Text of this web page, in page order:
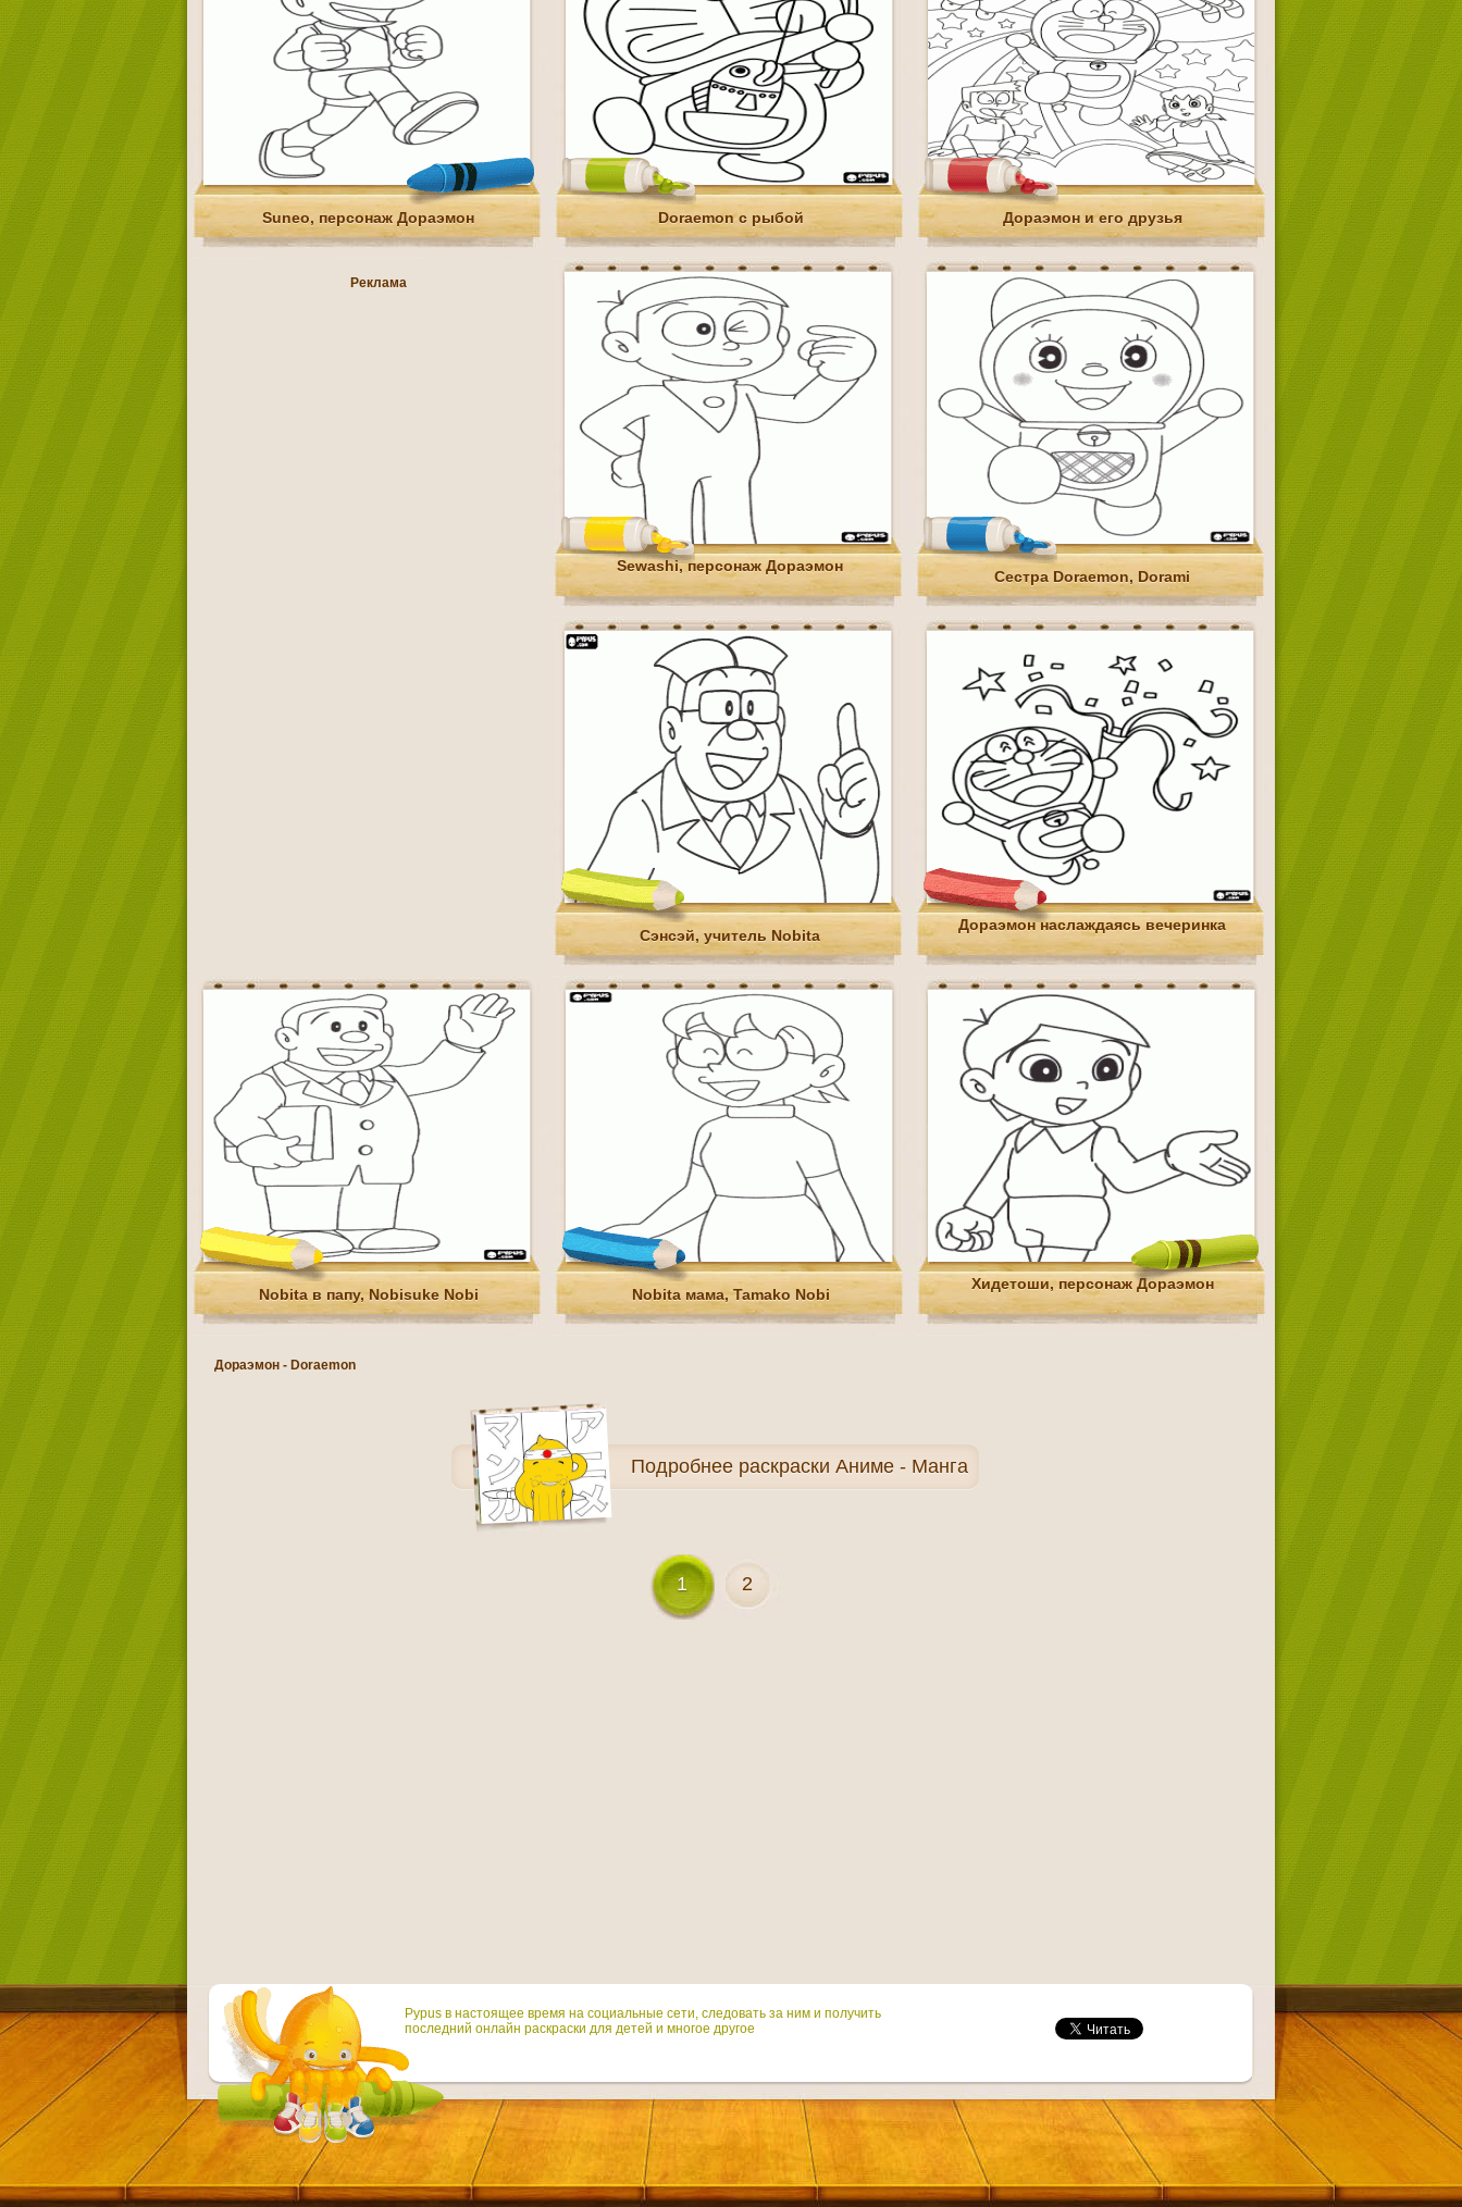
Suneo, персонаж Дораэмон Doraemon с рыбой Дораэмон и его друзья
Реклама
Sewashi, персонаж Дораэмон
Сестра Doraemon, Dorami
Сэнсэй, учитель Nobita
Дораэмон наслаждаясь вечеринка
Nobita в папу, Nobisuke Nobi Nobita мама, Tamako Nobi
Хидетоши, персонаж Дораэмон
Дораэмон - Doraemon
Подробнее раскраски Аниме - Манга
1 2
Pypus в настоящее время на социальные сети, следовать за ним и получить
последний онлайн раскраски для детей и многое другое